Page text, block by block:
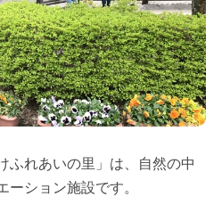
ふれあいの里」は、自然の中
ーション施設です。